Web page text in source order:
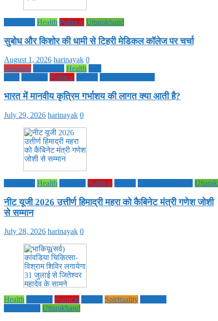
Health Political Uttarakhand
सुबोध और किशोर की धामी से टिहरी मेडिकल कॉलेज पर चर्चा
August 1, 2026 harinayak 0
Business
Health
Political
भारत में मानवीय कृत्रिम गर्भाशय की लागत क्या आती है?
July 29, 2026 harinayak 0
Health Political
नीट यूजी 2026 उत्तीर्ण हिमाद्री महरा को कैबिनेट मंत्री गणेश जोशी
से सम्मान
July 28, 2026 harinayak 0
Health Political Spirituality
Uttarakhand